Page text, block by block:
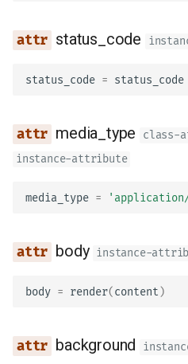
body
render
delete_cookie
charset
status_code
status_code = status_code
media_type
class-
instance-attribute
media_type =
body instance-
body = render(content )
background